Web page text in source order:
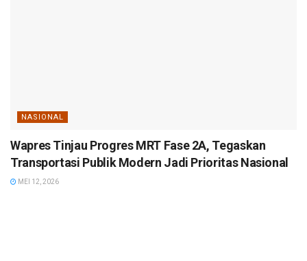
NASIONAL
Wapres Tinjau Progres MRT Fase 2A, Tegaskan
Transportasi Publik Modern Jadi Prioritas Nasional
MEI 12, 2026